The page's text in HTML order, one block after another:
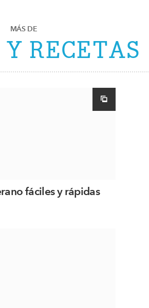
MÁS DE
RECETAS
fáciles y rápidas